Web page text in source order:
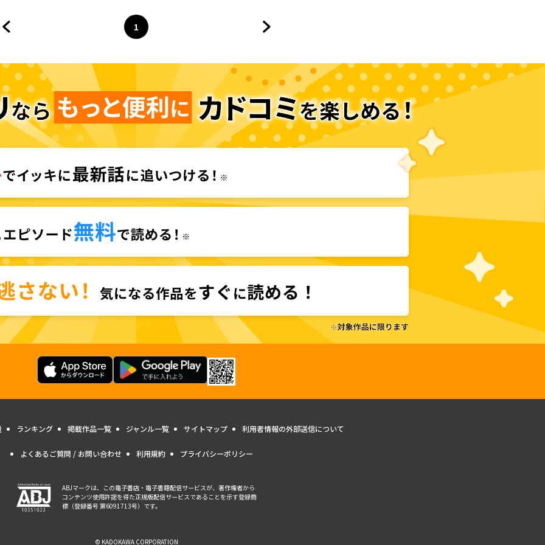
ページ
1
へ
ランキング 掲載作品一覧 ジャンル一覧 サイトマップ 利用者情報の外部送信について
よくあるご質問 / お問い合わせ 利用規約 プライバシーポリシー
ABJマークは、この電子書店・電子書籍配信サービスが、著作権者から
コンテンツ使用許諾を得た正規版配信サービスであることを示す登録商
標（登録番号 第6091713号）です。
© KADOKAWA CORPORATION